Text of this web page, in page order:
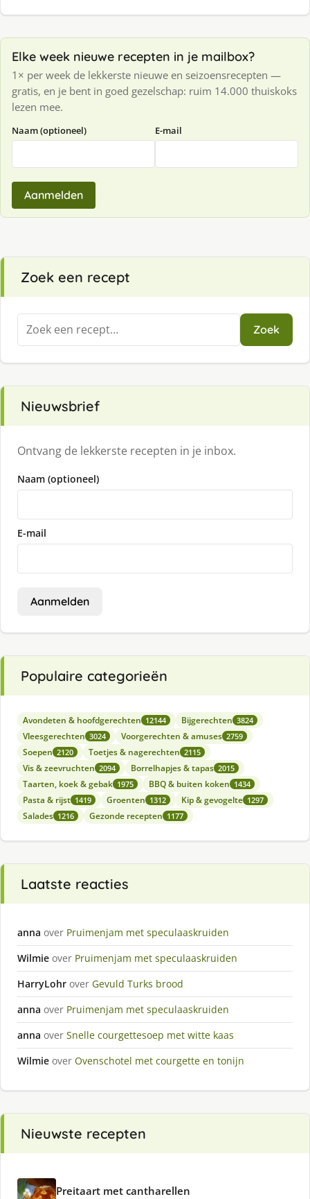
Elke week nieuwe recepten in je mailbox?
1× per week de lekkerste nieuwe en seizoensrecepten —
gratis, en je bent in goed gezelschap: ruim 14.000 thuiskoks
lezen mee.
Naam (optioneel) E-mail
Aanmelden
Zoek een recept
Zoeken
naar:
Zoek
Nieuwsbrief
Ontvang de lekkerste recepten in je inbox.
Naam (optioneel)
E-mail
Aanmelden
Populaire categorieën
Avondeten & hoofdgerechten 12144 Bijgerechten 3824
Vleesgerechten 3024 Voorgerechten & amuses 2759
Soepen 2120 Toetjes & nagerechten 2115
Vis & zeevruchten 2094 Borrelhapjes & tapas 2015
Taarten, koek & gebak 1975 BBQ & buiten koken 1434
Pasta & rijst 1419 Groenten 1312 Kip & gevogelte 1297
Salades 1216 Gezonde recepten 1177
Laatste reacties
anna over Pruimenjam met speculaaskruiden
Wilmie over Pruimenjam met speculaaskruiden
HarryLohr over Gevuld Turks brood
anna over Pruimenjam met speculaaskruiden
anna over Snelle courgettesoep met witte kaas
Wilmie over Ovenschotel met courgette en tonijn
Nieuwste recepten
Preitaart met cantharellen